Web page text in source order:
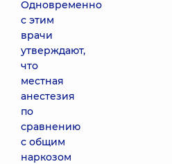
Одновременно
с этим
врачи
утверждают,
что
местная
анестезия
по
сравнению
с общим
наркозом